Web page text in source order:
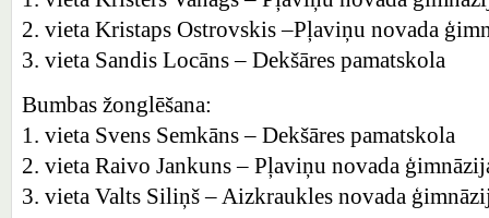
2. vieta Kristaps Ostrovskis –Pļaviņu novada
3. vieta Sandis Locāns – Dekšāres pamatskola
Bumbas žonglēšana:
1. vieta Svens Semkāns – Dekšāres pamatskola
2. vieta Raivo Jankuns – Pļaviņu novada
3. vieta Valts Siliņš – Aizkraukles novada